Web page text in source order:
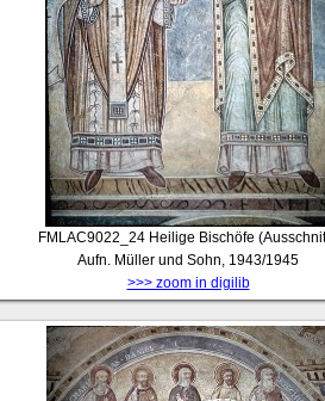
FMLAC9022_24 Heilige Bischöfe
Aufn. Müller und Sohn, 1943/1945
>>> zoom in digilib